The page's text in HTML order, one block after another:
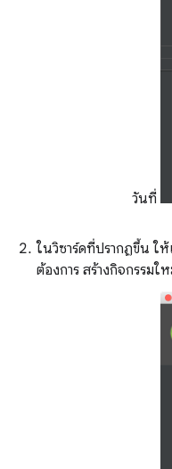
วันที่
ในวิซาร์ดที่ปรากฏขึ้น ให้
ต้องการ สร้างกิจกรรมใ